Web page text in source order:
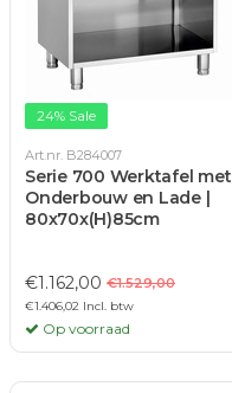
24% Sale
Art.nr. B284007
Serie 700 Werktafel met
Onderbouw en Lade |
80x70x(H)85cm
€1.162,00 €1.529,00
€1.406,02 Incl. btw
Op voorraad